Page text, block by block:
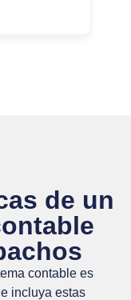
de un
contable es
incluya estas